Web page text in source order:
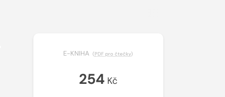
E-KNIHA (PDF pro čtečky)
254 Kč